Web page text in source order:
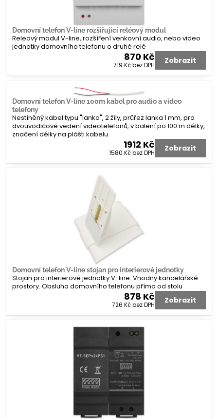
Domovní telefon V-line rozšiřující reléový modul
Releový modul V-line, rozšíření venkovní audio, nebo video
jednotky domovního telefonu o druhé relé
870 Kč
719 Kčbez DPH Zobrazit
Domovní telefon V-line 100m kabel pro audio a video
telefony
Nestíněný kabel typu "lanko", 2 žíly, průřez lanka 1 mm, pro
dvouvodičové vedení videotelefonů, v balení po 100 m délky,
značení délky na plášti kabelu.
1912 Kč
1580 Kčbez DPH Zobrazit
Domovní telefon V-line stojan pro interierové jednotky
Stojan pro interierové jednotky V-line. Vhodný kancelářské
prostory. Obsluha domovního telefonu přímo od stolu
878 Kč
726 Kčbez DPH Zobrazit